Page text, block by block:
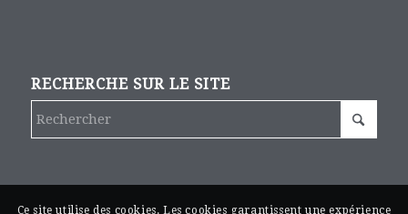
RECHERCHE SUR LE SITE
Ce site utilise des cookies. Les cookies garantissent une expérience